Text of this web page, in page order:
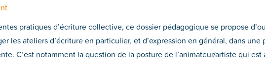
pratiques d’écriture collective, ce dossier pédagogique se propose
les ateliers d’écriture en particulier, et d’expression en général, dans une
C’est notamment la question de la posture de l’animateur/artiste qui est